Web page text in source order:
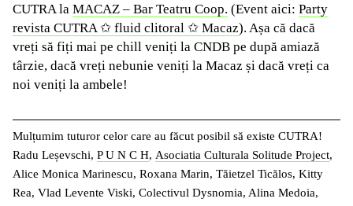
CUTRA la MACAZ – Bar Teatru Coop. (Event aici: Party
revista CUTRA ✩ fluid clitoral ✩ Macaz). Așa că dacă
vreți să fiți mai pe chill veniți la CNDB pe după amiază
târzie, dacă vreți nebunie veniți la Macaz și dacă vreți ca
noi veniți la ambele!
Mulțumim tuturor celor care au făcut posibil să existe CUTRA!
Radu Leșevschi, P U N C H, Asociatia Culturala Solitude Project,
Alice Monica Marinescu, Roxana Marin, Tăietzel Ticălos, Kitty
Rea, Vlad Levente Viski, Colectivul Dysnomia, Alina Medoia,